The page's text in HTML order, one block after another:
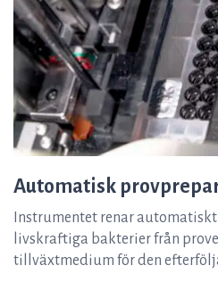
Automatisk
Instrumentet renar
livskraftiga bakterier från
tillväxtmedium för den